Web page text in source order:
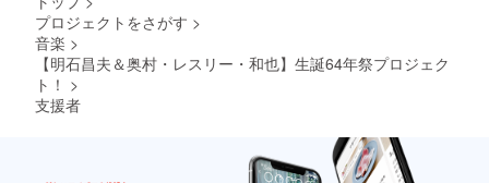
プロジェクトをさがす >
音楽 >
【明石昌夫＆奥村・レスリー・和也】生誕64年祭プロジェク
ト！ >
支援者